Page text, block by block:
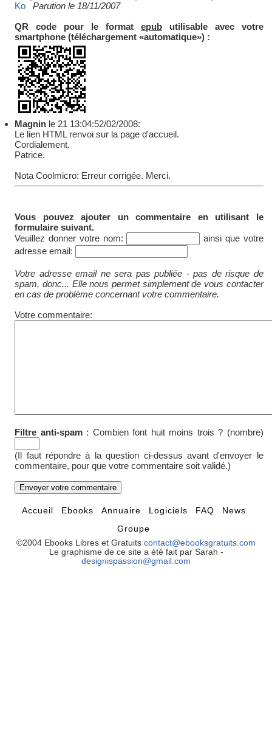
Ko
Parution le 18/11/2007
QR code pour le format epubutilisable avec votre
smartphone (téléchargement «automatique») :
Magnin le 21 13:04:52/02/2008:
Le lien HTML renvoi sur la page d'accueil.
Cordialement.
Patrice.
Nota Coolmicro: Erreur corrigée. Merci.
Vous pouvez ajouter un commentaire en utilisant le
formulaire suivant.
Veuillez donner votre nom:
ainsi que votre
adresse email:
Votre adresse email ne sera pas publiée - pas de risque de
spam, donc... Elle nous permet simplement de vous contacter
en cas de problème concernant votre commentaire.
Votre commentaire:
Filtre anti-spam: Combien font huit moins trois ? (nombre)
(Il faut répondre à la question ci-dessus avant d'envoyer le
commentaire, pour que votre commentaire soit validé.)
Accueil Ebooks Annuaire Logiciels FAQ
News
Groupe
©2004 Ebooks Libres et Gratuits contact@ebooksgratuits.com
Le graphisme de ce site a été fait par Sarah -
designispassion@gmail.com